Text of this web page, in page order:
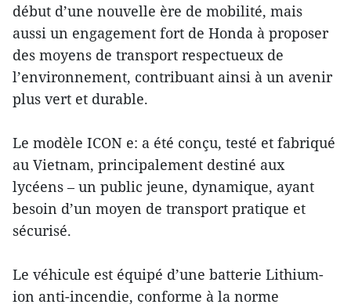
début d’une nouvelle ère de mobilité, mais
aussi un engagement fort de Honda à proposer
des moyens de transport respectueux de
l’environnement, contribuant ainsi à un avenir
plus vert et durable.
Le modèle ICON e: a été conçu, testé et fabriqué
au Vietnam, principalement destiné aux
lycéens – un public jeune, dynamique, ayant
besoin d’un moyen de transport pratique et
sécurisé.
Le véhicule est équipé d’une batterie Lithium-
ion anti-incendie, conforme à la norme